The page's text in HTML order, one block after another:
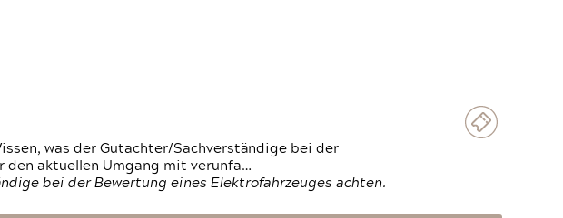
was der Gutachter/Sachverständige bei der
den aktuellen Umgang mit verunfa…
bei der Bewertung eines Elektrofahrzeuges achten.